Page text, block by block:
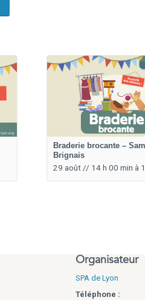
Braderie brocante –
Brignais
29 août // 14 h 00 min à
Organisateur
SPA de Lyon
Téléphone :